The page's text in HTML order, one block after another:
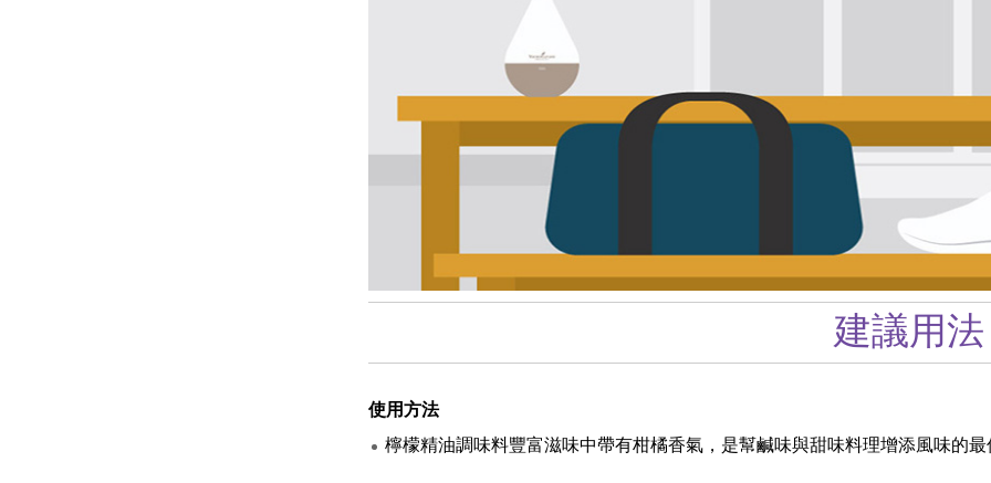
建議用法
使用方法
檸檬精油調味料豐富滋味中帶有柑橘香氣，是幫鹹味與甜味料理增添風味的最